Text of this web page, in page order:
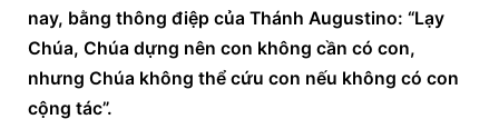
nay, bằng thông điệp của Thánh Augustino: “Lạy
Chúa, Chúa dựng nên con không cần có con,
nhưng Chúa không thể cứu con nếu không có con
cộng tác”.